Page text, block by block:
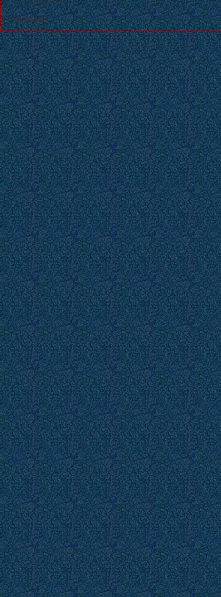
Line Number: 0
Backtrace: